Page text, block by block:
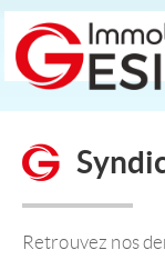
une estimation
Nos dernières ventes
Retrouvez nos